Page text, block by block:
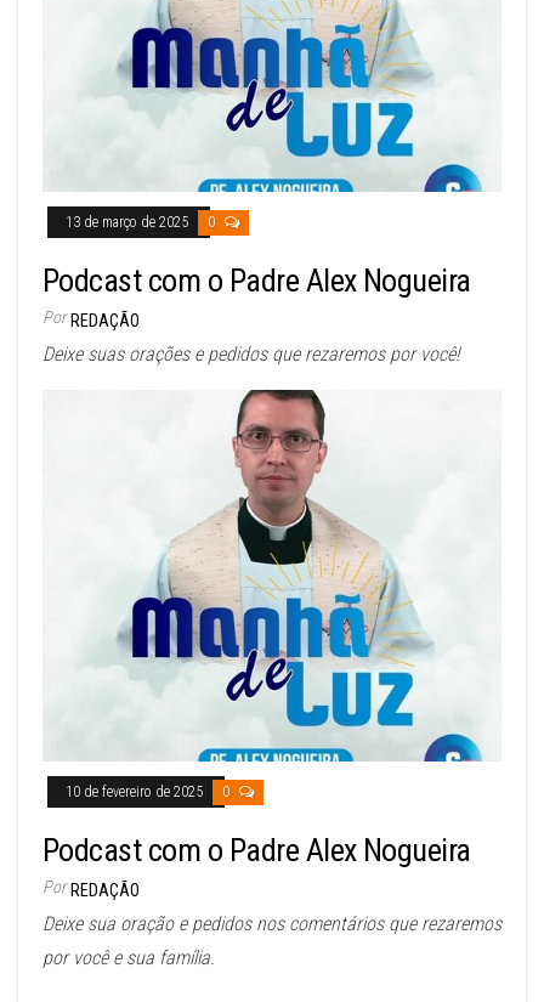
13 de março de 2025 0
Podcast com o Padre Alex Nogueira
Por REDAÇÃO
Deixe suas orações e pedidos que rezaremos por você!
10 de fevereiro de 2025 0
Podcast com o Padre Alex Nogueira
Por REDAÇÃO
Deixe sua oração e pedidos nos comentários que rezaremos
por você e sua família.